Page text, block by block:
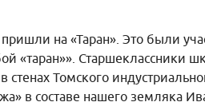
на «Таран». Это были
«таран»». Старшеклассники
Томского
в составе нашего земляка